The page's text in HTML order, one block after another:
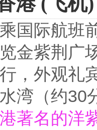
国际航班
金紫荆广
，外观礼
湾（约30
著名的洋